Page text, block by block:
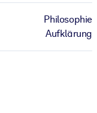
Philosophie
Aufklärung